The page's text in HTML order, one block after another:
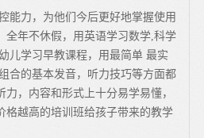
能力，为他们今后更好地掌握使用
全年不休假，用英语学习数学,科学
儿学习早教课程，用最简单 最实
合的基本发音，听力技巧等方面都
，内容和形式上十分易学易懂，
格越高的培训班给孩子带来的教学